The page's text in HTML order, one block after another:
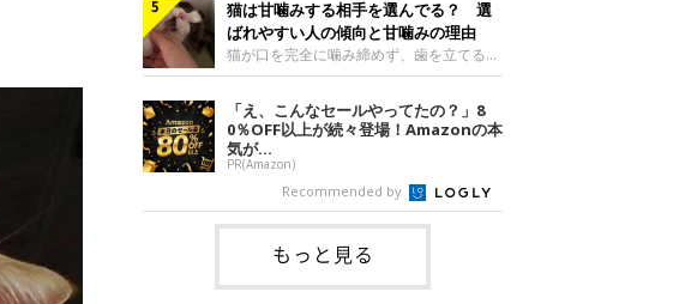
ルの高さは、猫が飲むときに頭が胃より下
にならないように設定すると飲みやすいで
しょう。首を深く折り曲げずに済むため、
関節や食道への負
などについて、ねこのきもち獣医師相談室
の山口みき先生に伺いました。 鳴き方の
変化だけで判断せず、全身の様子も確認し
てねこのきもち投稿写真ギャラリー猫の鳴
ように見えることがあります。 ただ、鳴
き声だけで原因を決めるのは難しく、体調
や環境の変化を
は快適な温度でも、猫にとっては温度が低
すぎることも。暑さ対策と並行して、冷え
すぎ対策もしっかりと行うことが大切で
す。今回は獣医師の重本仁先生に、猫の冷
ました。（1） 冷房の効いていない部屋に
行き来できるようにするねこのきもち投稿
写真ギャラリー猫が寒いと感じたときに、
冷気から逃れる「逃げ場」を用意しておき
ましょう。冷房の効いていない部屋や廊下
へも自由に行き来できるように、ドアは猫
が通れる程度に
猫は甘噛みする相手を選んでる？ 選
ばれやすい人の傾向と甘噛みの理由
猫が口を完全に噛み締めず、歯を立てる程
度に噛む“甘噛み”。遊びやスキンシップの
ときに繰り出すことがありますが、同じ家
族でも噛まれる頻度に違いがあると感じる
ことも。ねこのきもちWEB MAGAZINEで
は、飼い主さんたちにアンケートを実施
し、愛猫が甘噛みする相手を選んでいると
感じる状況を教えてもらいました。また、
ねこのきもち獣医師相談室の原駿太朗先生
には、実際に猫は甘噛みする相手を選んで
いるのか、その真相をお聞きします。約6
割の飼い主さんが「甘噛みする相手を選ん
「え、こんなセールやってたの？」8
0％OFF以上が続々登場！Amazonの本
気が...
PR(Amazon)
Recommended by
もっと見る